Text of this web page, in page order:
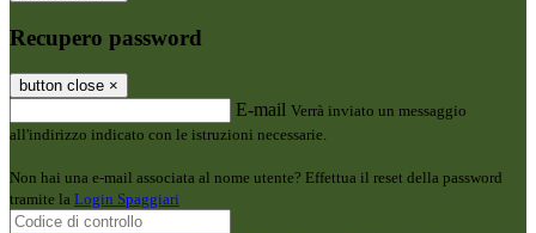
Recupero password
button close ×
E-mail Verrà inviato un messaggio
all'indirizzo indicato con le istruzioni necessarie.
Non hai una e-mail associata al nome utente? Effettua il reset della password
tramite la Login Spaggiari